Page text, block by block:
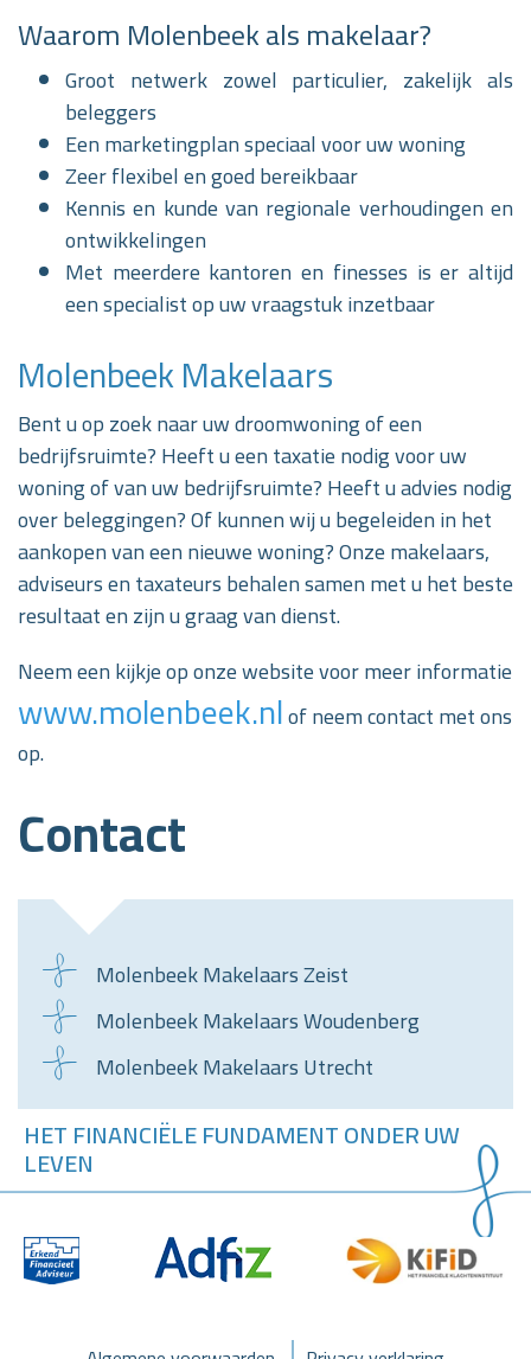
Waarom Molenbeek als makelaar?
Groot netwerk zowel particulier, zakelijk als
beleggers
Een marketingplan speciaal voor uw woning
Zeer flexibel en goed bereikbaar
Kennis en kunde van regionale verhoudingen en
ontwikkelingen
Met meerdere kantoren en finesses is er altijd
een specialist op uw vraagstuk inzetbaar
Molenbeek Makelaars
Bent u op zoek naar uw droomwoning of een
bedrijfsruimte? Heeft u een taxatie nodig voor uw
woning of van uw bedrijfsruimte? Heeft u advies nodig
over beleggingen? Of kunnen wij u begeleiden in het
aankopen van een nieuwe woning? Onze makelaars,
adviseurs en taxateurs behalen samen met u het beste
resultaat en zijn u graag van dienst.
Neem een kijkje op onze website voor meer informatie
www.molenbeek.nlof neem contact met ons
op.
Contact
Molenbeek Makelaars Zeist
Molenbeek Makelaars Woudenberg
Molenbeek Makelaars Utrecht
HET FINANCIËLE FUNDAMENT ONDER UW
LEVEN